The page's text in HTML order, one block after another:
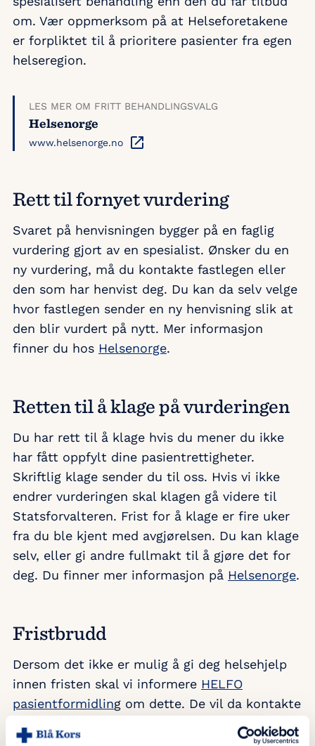
om. Vær oppmerksom på at Helseforetakene
er forpliktet til å prioritere pasienter fra egen
helseregion.
LES MER OM FRITT BEHANDLINGSVALG
Helsenorge
www.helsenorge.no
Rett til fornyet vurdering
Svaret på henvisningen bygger på en faglig
vurdering gjort av en spesialist. Ønsker du en
ny vurdering, må du kontakte fastlegen eller
den som har henvist deg. Du kan da selv velge
hvor fastlegen sender en ny henvisning slik at
den blir vurdert på nytt. Mer informasjon
finner du hos Helsenorge.
Retten til å klage på vurderingen
Du har rett til å klage hvis du mener du ikke
har fått oppfylt dine pasientrettigheter.
Skriftlig klage sender du til oss. Hvis vi ikke
endrer vurderingen skal klagen gå videre til
Statsforvalteren. Frist for å klage er fire uker
fra du ble kjent med avgjørelsen. Du kan klage
selv, eller gi andre fullmakt til å gjøre det for
deg. Du finner mer informasjon på Helsenorge.
Fristbrudd
Dersom det ikke er mulig å gi deg helsehjelp
innen fristen skal vi informere HELFO
pasientformidling om dette. De vil da kontakte
deg for å høre om du ønsker å få tilbud om
behandling ett annet sted. Du kan da velge å